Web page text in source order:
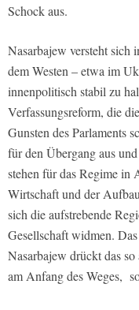
Schock aus.
Nasarbajew versteht sich
dem Westen – etwa im
innenpolitisch stabil zu
Verfassungsreform, die
Gunsten des Parlaments
für den Übergang aus
stehen für das Regime in
Wirtschaft und der
sich die aufstrebende
Gesellschaft widmen.
Nasarbajew drückt das
am Anfang des Weges,